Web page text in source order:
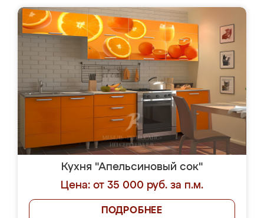
Кухня "Апельсиновый сок"
Цена: от 35 000 руб. за п.м.
ПОДРОБНЕЕ